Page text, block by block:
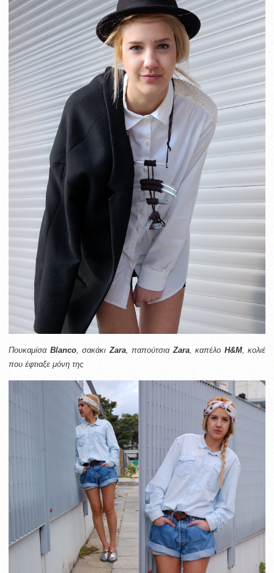
Πουκαμίσα Βlanco, σακάκι Zara, παπούτσια Zara, καπέλο Η&Μ, κολιέ
που έφτιαξε μόνη της